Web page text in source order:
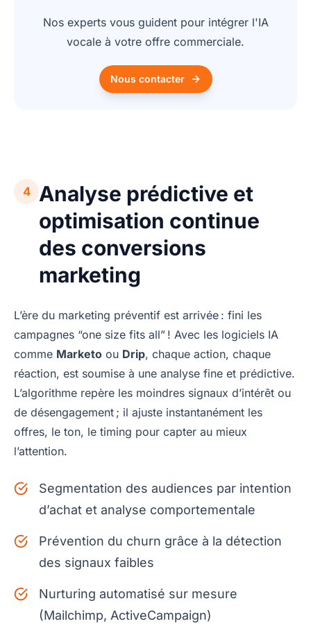
Nos experts vous guident pour intégrer l'IA
vocale à votre offre commerciale.
Nous contacter
4
Analyse prédictive et
optimisation continue
des conversions
marketing
L’ère du marketing préventif est arrivée : fini les
campagnes “one size fits all” ! Avec les logiciels IA
comme Marketo ou Drip, chaque action, chaque
réaction, est soumise à une analyse fine et prédictive.
L’algorithme repère les moindres signaux d’intérêt ou
de désengagement ; il ajuste instantanément les
offres, le ton, le timing pour capter au mieux
l’attention.
Segmentation des audiences par intention
d’achat et analyse comportementale
Prévention du churn grâce à la détection
des signaux faibles
Nurturing automatisé sur mesure
(Mailchimp, ActiveCampaign)